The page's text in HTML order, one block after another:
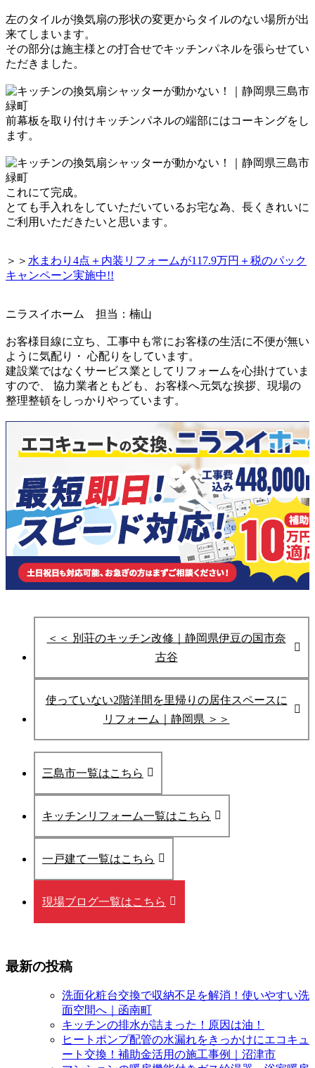
左のタイルが換気扇の形状の変更からタイルのない場所が出
来てしまいます。
その部分は施主様との打合せでキッチンパネルを張らせてい
ただきました。
前幕板を取り付けキッチンパネルの端部にはコーキングをし
ます。
これにて完成。
とても手入れをしていただいているお宅な為、 長くきれいに
ご利用いただきたいと思います。
＞＞ 水まわり4点＋内装リフォームが117.9万円＋税のパック
キャンペーン実施中!!
ニラスイホーム 担当：楠山
お客様目線に立ち、工事中も常にお客様の生活に不便が無い
ように気配り・ 心配りをしています。
建設業ではなくサービス業としてリフォームを心掛けていま
すので、 協力業者ともども、お客様へ元気な挨拶、現場の
整理整頓をしっかりやっています。
＜＜ 別荘のキッチン改修｜静岡県伊豆の国市奈
古谷
使っていない2階洋間を里帰りの居住スペースに
リフォーム｜静岡県 ＞＞
三島市一覧はこちら
キッチンリフォーム一覧はこちら
一戸建て一覧はこちら
現場ブログ一覧はこちら
最新の投稿
洗面化粧台交換で収納不足を解消！使いやすい洗
面空間へ｜函南町
キッチンの排水が詰まった！原因は油！
ヒートポンプ配管の水漏れをきっかけにエコキュ
ート交換！補助金活用の施工事例｜沼津市